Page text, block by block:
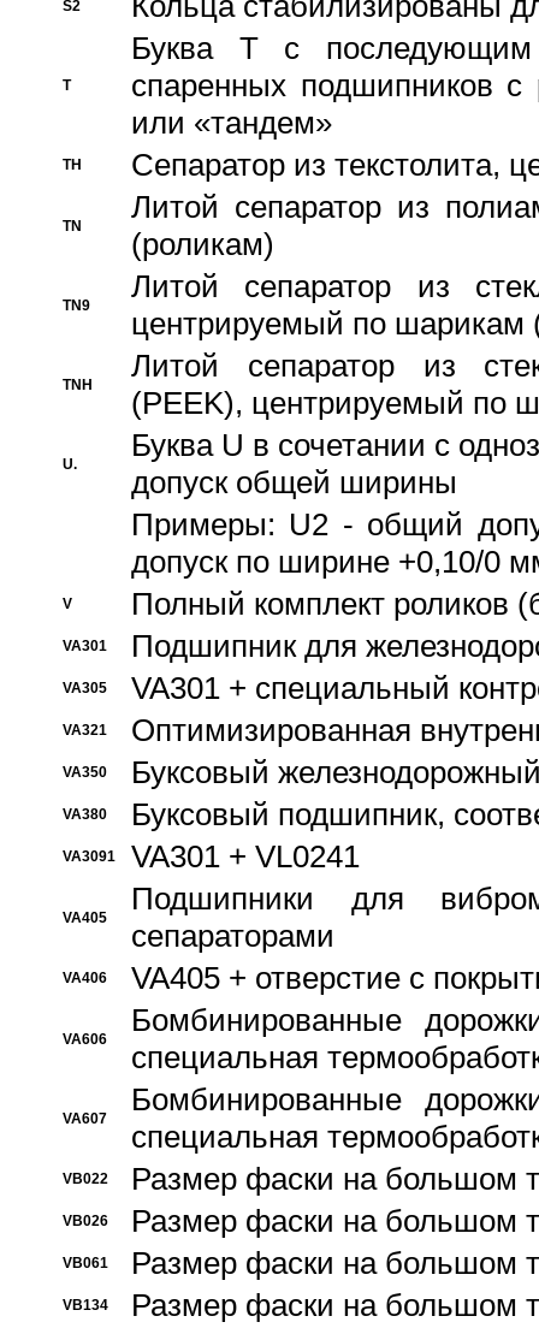
S2
T
Буква T с
спаренных подшипников
или «тандем»
TH Сепаратор из текстолита,
TN
Литой сепаратор из
(роликам)
TN9
Литой сепаратор из
центрируемый по шарикам
TNH
Литой сепаратор из
(PEEK), центрируемый по
U.
Буква U в сочетании с
допуск общей ширины
Примеры: U2 - общий
допуск по ширине +0,10/0
V Полный комплект роликов
VA301 Подшипник для
VA305 VA301 + специальный
VA321 Оптимизированная
VA350 Буксовый
VA380 Буксовый подшипник,
VA3091 VA301 + VL0241
VA405
Подшипники для
сепараторами
VA406 VA405 + отверстие с
VA606
Бомбинированные
специальная
VA607
Бомбинированные
специальная
VB022 Размер фаски на большом
VB026 Размер фаски на большом
VB061 Размер фаски на большом
VB134 Размер фаски на большом